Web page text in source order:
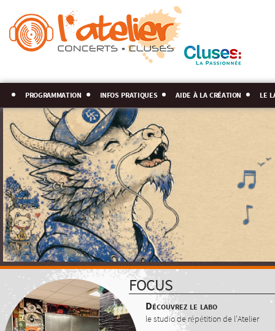
programmation infos pratiques aide à la création le
FOCUS
Découvrez le labo
le studio de répétition de l'Atelier